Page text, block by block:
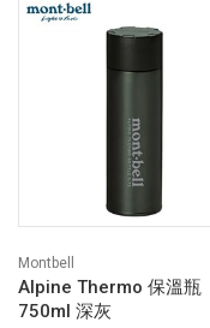
Montbell
Alpine Thermo 保溫瓶
750ml 深灰